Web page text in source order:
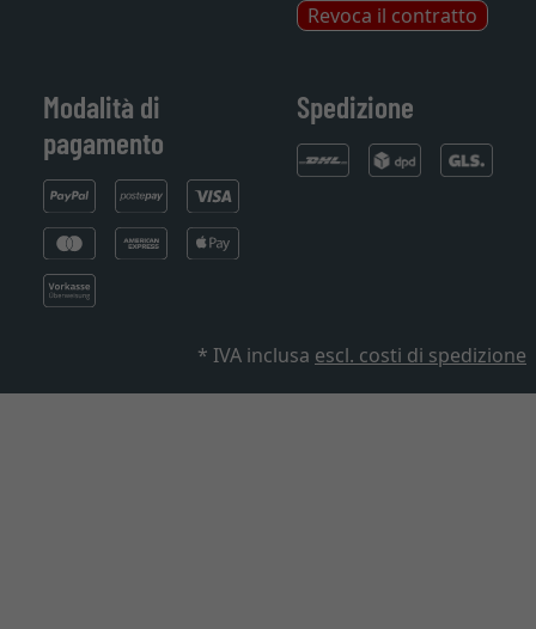
Revoca il contratto
Modalità di
pagamento
Spedizione
* IVA inclusa escl. costi di spedizione